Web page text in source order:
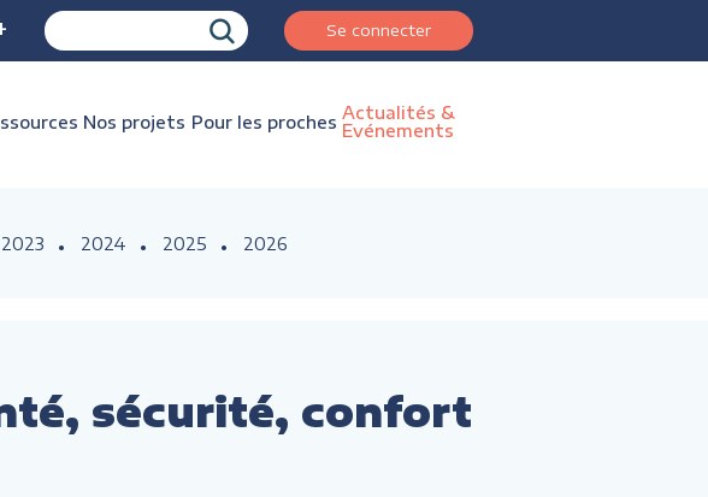
Se connecter
Nos projets Pour les proches Actualités &
Evénements
2023 2024 2025 2026
sécurité, confort